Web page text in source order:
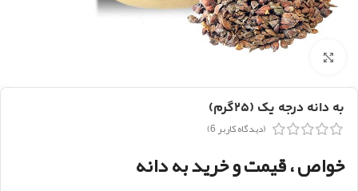
بزرگنمایی تصویر
به دانه درجه یک (۲۵گرم)
(دیدگاه کاربر 6
)
خواص ، قیمت و خرید به دانه